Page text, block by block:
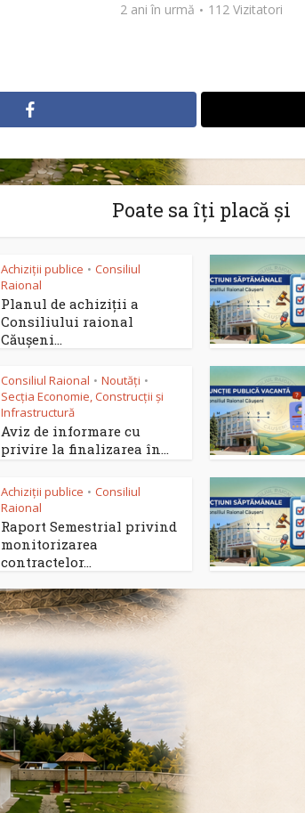
2 ani în urmă 112 Vizitatori
Poate sa îți placă și
Achiziții publice • Consiliul
Raional
Planul de achiziții a
Consiliului raional
Căușeni...
Consiliul Raional • Noutăți •
Secția Economie, Construcții și
Infrastructură
Aviz de informare cu
privire la finalizarea în...
Achiziții publice • Consiliul
Raional
Raport Semestrial privind
monitorizarea
contractelor...